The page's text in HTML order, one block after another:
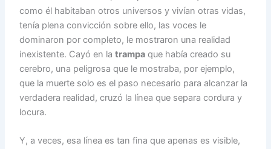
como él habitaban otros universos y vivían otras vidas,
tenía plena convicción sobre ello, las voces le
dominaron por completo, le mostraron una realidad
inexistente. Cayó en latrampa que había creado su
cerebro, una peligrosa que le mostraba, por ejemplo,
que la muerte solo es el paso necesario para alcanzar la
verdadera realidad, cruzó la línea que separa cordura y
locura.
Y, a veces, esa línea es tan fina que apenas es visible,